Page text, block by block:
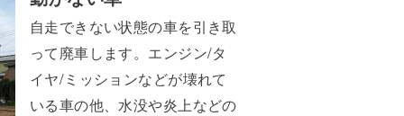
自走できない状態の車を引き取
って廃車します。エンジン/タ
イヤ/ミッションなどが壊れて
いる車の他、水没や炎上などの